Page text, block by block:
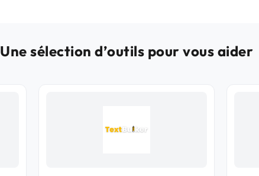
Une sélection d’outils pour vous aider